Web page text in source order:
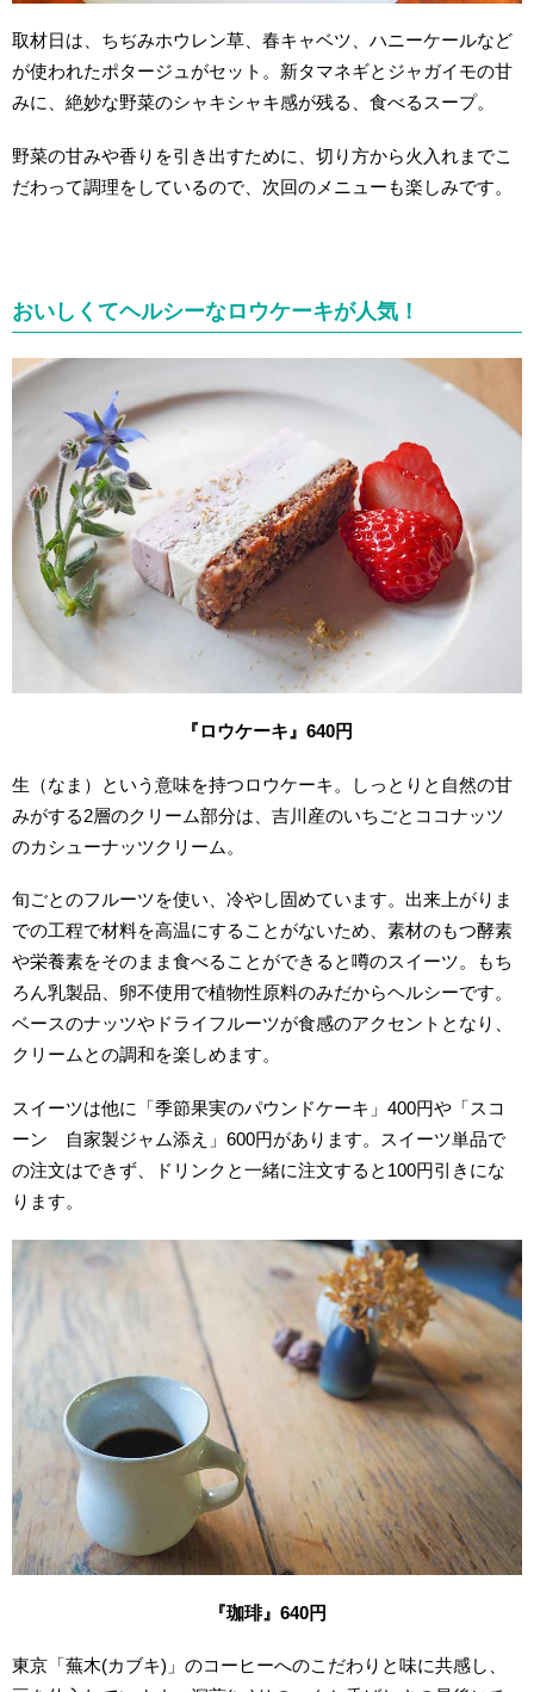
取材日は、ちぢみホウレン草、春キャベツ、ハニーケールなど
が使われたポタージュがセット。新タマネギとジャガイモの甘
みに、絶妙な野菜のシャキシャキ感が残る、食べるスープ。
野菜の甘みや香りを引き出すために、切り方から火入れまでこ
だわって調理をしているので、次回のメニューも楽しみです。
おいしくてヘルシーなロウケーキが人気！
『ロウケーキ』640円
生（なま）という意味を持つロウケーキ。しっとりと自然の甘
みがする2層のクリーム部分は、吉川産のいちごとココナッツ
のカシューナッツクリーム。
旬ごとのフルーツを使い、冷やし固めています。出来上がりま
での工程で材料を高温にすることがないため、素材のもつ酵素
や栄養素をそのまま食べることができると噂のスイーツ。もち
ろん乳製品、卵不使用で植物性原料のみだからヘルシーです。
ベースのナッツやドライフルーツが食感のアクセントとなり、
クリームとの調和を楽しめます。
スイーツは他に「季節果実のパウンドケーキ」400円や「スコ
ーン 自家製ジャム添え」600円があります。スイーツ単品で
の注文はできず、ドリンクと一緒に注文すると100円引きにな
ります。
『珈琲』640円
東京「蕪木(カブキ)」のコーヒーへのこだわりと味に共感し、